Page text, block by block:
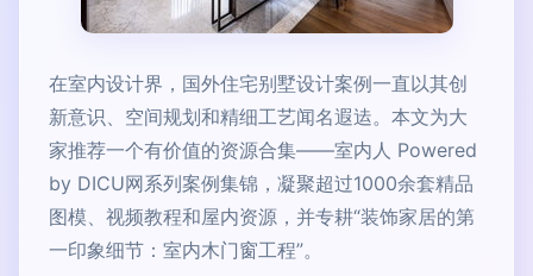
在室内设计界，国外住宅别墅设计案例一直以其创
新意识、空间规划和精细工艺闻名遐迲。本文为大
家推荐一个有价值的资源合集——室内人 Powered
by DICU网系列案例集锦，凝聚超过1000余套精品
图模、视频教程和屋内资源，并专耕“装饰家居的第
一印象细节：室内木门窗工程”。